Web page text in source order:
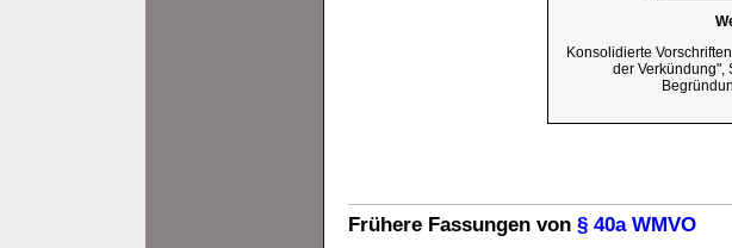
Konsolidierte
der Verkündung",
Frühere Fassungen von § 40a WMVO